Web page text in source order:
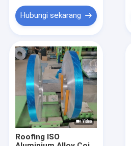
Hubungi sekarang
Roofing ISO